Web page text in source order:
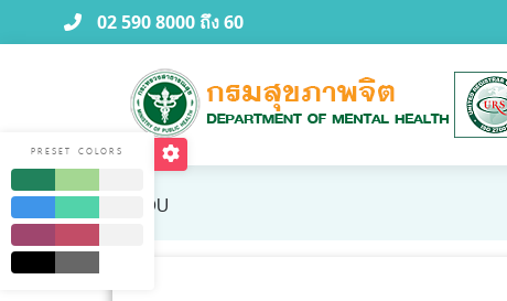
02 590 8000 ถึง 60
MOU
PRESET COLORS